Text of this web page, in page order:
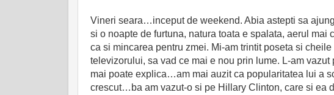
Vineri seara…inceput de weekend. Abia astepti sa
si o noapte de furtuna, natura toata e spalata, aerul
ca si mincarea pentru zmei. Mi-am trintit poseta si
televizorului, sa vad ce mai e nou prin lume. L-am
mai poate explica…am mai auzit ca popularitatea lui a
crescut…ba am vazut-o si pe Hillary Clinton, care si ea